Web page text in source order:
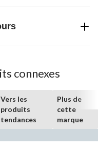
connexes
Vers les
produits
tendances
Plus de
cette
marque